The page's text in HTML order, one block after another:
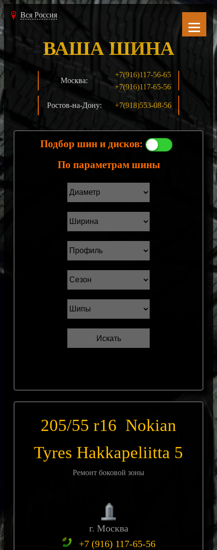
Вся Россия
Москва:
+7(916)117-56-65
+7(916)117-65-56
Ростов-на-Дону: +7(918)553-08-56
ВАША ШИНА
Подбор шин и дисков:
По параметрам шины
205/55 r16 Nokian
Tyres Hakkapeliitta 5
Ремонт боковой зоны
г. Москва
+7 (916) 117-65-56